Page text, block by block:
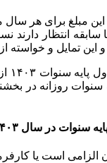
مزد پایه یا پایه سنوات تعیین
انتظار دارند
سال ۱۴۰۳ به کدام کارگران الزامی است؟
است یا